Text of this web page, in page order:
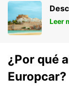
Leer
¿Por qué
Europcar?